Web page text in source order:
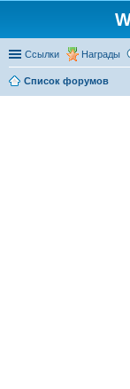
Ссылки Награды
Список форумов